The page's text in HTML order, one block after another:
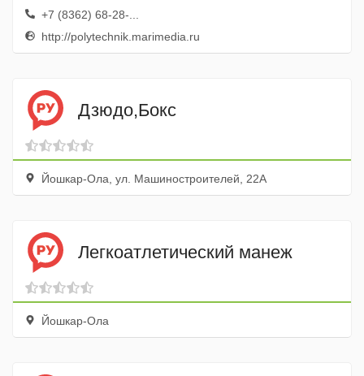
+7 (8362) 68-28-...
http://polytechnik.marimedia.ru
Дзюдо,Бокс
Йошкар-Ола, ул. Машиностроителей, 22А
Легкоатлетический манеж
Йошкар-Ола